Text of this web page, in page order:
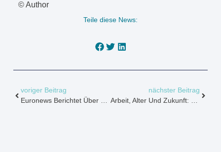
© Author
Teile diese News:
voriger Beitrag
Euronews Berichtet Über FairPlusService!
nächster Beitrag
Arbeit, Alter Und Zukunft: Die Demografietagung 2026